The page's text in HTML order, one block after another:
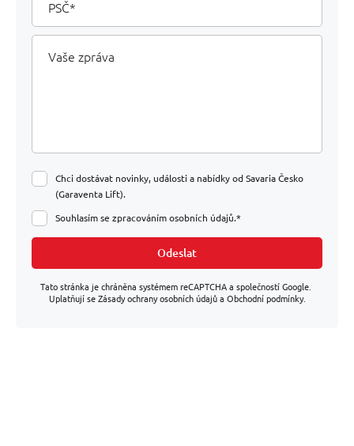
Ovládání
výtahu
Jednodotykové (automatický
Strojovna
Konfigurace
Jednoduchý přístup/průchozí
přístup
Vaše
zpráva
Chci dostávat novinky, události a nabídky od Savaria Česko
(Garaventa Lift).
Souhlasím se zpracováním osobních údajů.*
Odeslat
Tato stránka je chráněna systémem reCAPTCHA a společností Google.
Uplatňují se Zásady ochrany osobních údajů a Obchodní podmínky.